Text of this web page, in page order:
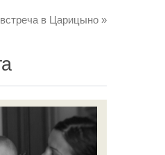
встреча в Царицыно »